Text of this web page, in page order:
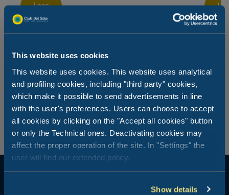
This website uses cookies
This website uses cookies. This website uses analytical
and profiling cookies, including "third party" cookies,
which make it possible to send advertisements in line
with the user's preferences. Users can choose to accept
all cookies by clicking on the "Accept all cookies" button
or only the Technical ones. Deactivating cookies may
affect the proper operation of the site. In "Settings" the
user will find our extended policy.
Show details
Lees